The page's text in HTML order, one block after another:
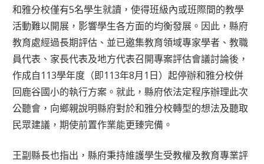
和雅分校僅有5名學生就讀，使得班級內或班際間的教學
活動難以開展，影響學生各方面的均衡發展。因此，縣府
教育處經過長期評估、並已邀集教育領域專家學者、教職
員代表、家長代表及地方代表召開專案評估會議討論後，
作成自113學年度（即113年8月1日）起停辦和雅分校併
回鹿谷國小的執行方案。就此，縣府依法定程序辦理此次
公聽會，向鄉親說明縣府對於和雅分校轉型的想法及聽取
民眾建議，期使前置作業能更臻完備。
王副縣長也指出，縣府秉持維護學生受教權及教育專業評